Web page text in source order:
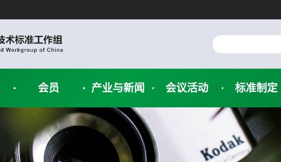
会员 产业与新闻 会议活动 标准制定